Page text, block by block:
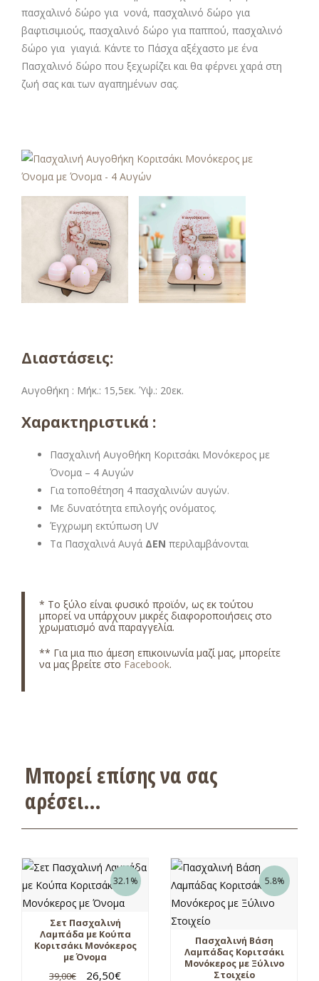
πασχαλινό δώρο για νονά, πασχαλινό δώρο για
βαφτισιμιούς, πασχαλινό δώρο για παππού, πασχαλινό
δώρο για γιαγιά. Κάντε το Πάσχα αξέχαστο με ένα
Πασχαλινό δώρο που ξεχωρίζει και θα φέρνει χαρά στη
ζωή σας και των αγαπημένων σας.
Διαστάσεις:
Αυγοθήκη : Μήκ.: 15,5εκ. Ύψ.: 20εκ.
Χαρακτηριστικά :
Πασχαλινή Αυγοθήκη Κοριτσάκι Μονόκερος με
Όνομα – 4 Αυγών
Για τοποθέτηση 4 πασχαλινών αυγών.
Με δυνατότητα επιλογής ονόματος.
Έγχρωμη εκτύπωση UV
Τα Πασχαλινά Αυγά ΔΕΝ περιλαμβάνονται
* Το ξύλο είναι φυσικό προϊόν, ως εκ τούτου
μπορεί να υπάρχουν μικρές διαφοροποιήσεις στο
χρωματισμό ανά παραγγελία.
** Για μια πιο άμεση επικοινωνία μαζί μας, μπορείτε
να μας βρείτε στο Facebook.
Μπορεί επίσης να σας
αρέσει…
32.1%
Σετ Πασχαλινή
Λαμπάδα με Κούπα
Κοριτσάκι Μονόκερος
με Όνομα
39,00€ 26,50€
5.8%
Πασχαλινή Βάση
Λαμπάδας Κοριτσάκι
Μονόκερος με Ξύλινο
Στοιχείο